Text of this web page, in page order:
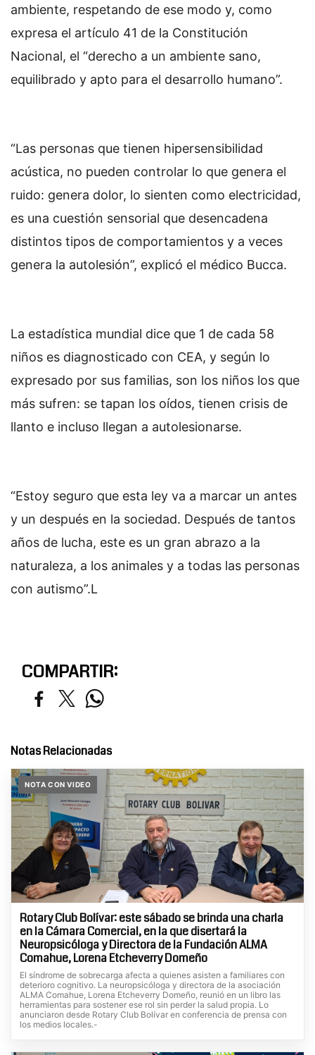
ambiente, respetando de ese modo y, como
expresa el artículo 41 de la Constitución
Nacional, el “derecho a un ambiente sano,
equilibrado y apto para el desarrollo humano”.
“Las personas que tienen hipersensibilidad
acústica, no pueden controlar lo que genera el
ruido: genera dolor, lo sienten como electricidad,
es una cuestión sensorial que desencadena
distintos tipos de comportamientos y a veces
genera la autolesión”, explicó el médico Bucca.
La estadística mundial dice que 1 de cada 58
niños es diagnosticado con CEA, y según lo
expresado por sus familias, son los niños los que
más sufren: se tapan los oídos, tienen crisis de
llanto e incluso llegan a autolesionarse.
“Estoy seguro que esta ley va a marcar un antes
y un después en la sociedad. Después de tantos
años de lucha, este es un gran abrazo a la
naturaleza, a los animales y a todas las personas
con autismo”.L
COMPARTIR:
Notas Relacionadas
NOTA CON VIDEO
Rotary Club Bolívar: este sábado se brinda una charla
en la Cámara Comercial, en la que disertará la
Neuropsicóloga y Directora de la Fundación ALMA
Comahue, Lorena Etcheverry Domeño
El síndrome de sobrecarga afecta a quienes asisten a familiares con
deterioro cognitivo. La neuropsicóloga y directora de la asociación
ALMA Comahue, Lorena Etcheverry Domeño, reunió en un libro las
herramientas para sostener ese rol sin perder la salud propia. Lo
anunciaron desde Rotary Club Bolívar en conferencia de prensa con
los medios locales.-